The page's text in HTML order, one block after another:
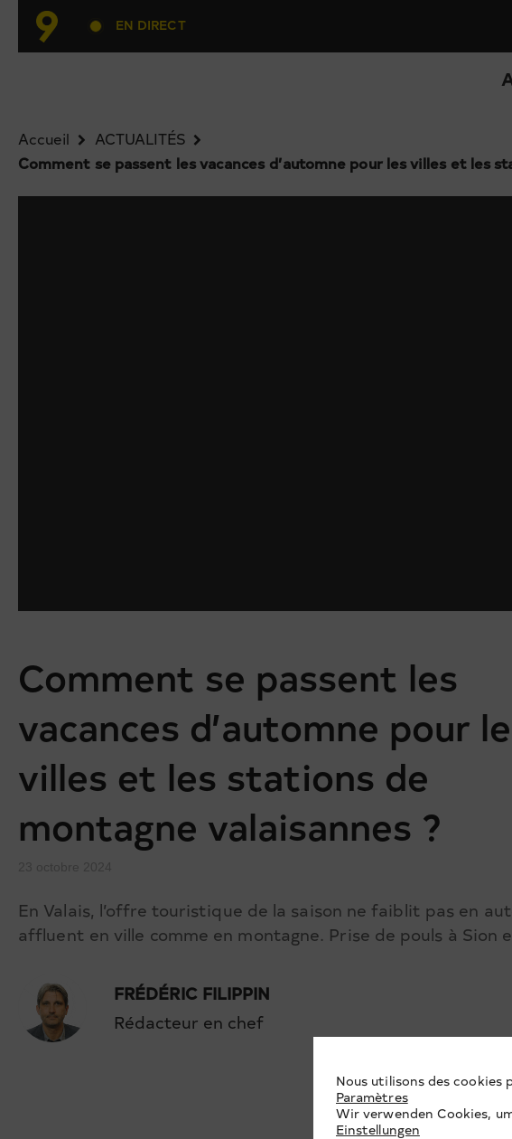
EN DIRECT
Accueil
ACTUALITÉS
Comment se passent les vacances d’automne pour les villes et les
Comment se passent les
vacances d’automne pour
villes et les stations de
montagne valaisannes ?
En Valais, l’offre touristique de la saison ne faiblit pas en
affluent en ville comme en montagne. Prise de pouls à Sion
FRÉDÉRIC FILIPPIN
Rédacteur en chef
Nous utilisons des cookies
Paramètres
Wir verwenden Cookies,
Einstellungen